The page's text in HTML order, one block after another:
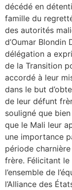
décédé en
famille du
des autorités
d’Oumar Blondin
délégation a
de la Transition
accordé à leur
dans le but
de leur défunt
souligné que
que le Mali leur
une importance
période
frère. Félicitant
l’ensemble de
l’Alliance des